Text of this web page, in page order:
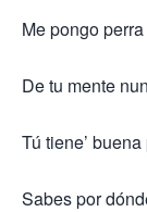
Me pongo
De tu mente
Tú tiene’
Sabes por